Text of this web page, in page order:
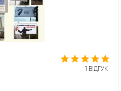
1 ВІДГУК